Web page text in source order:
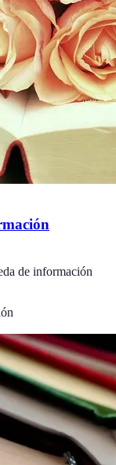
de información